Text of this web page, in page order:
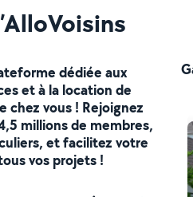
dédiée aux
et à la location de
chez vous ! Rejoignez
millions de membres,
et facilitez votre
vos projets !